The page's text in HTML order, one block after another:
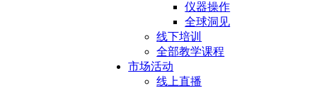
仪器操作
全球洞见
线下培训
全部教学课程
市场活动
线上直播